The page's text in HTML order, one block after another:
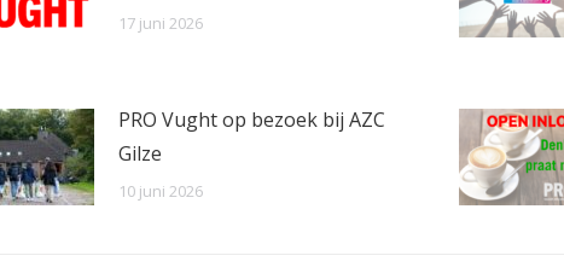
17 juni 2026
PRO Vught op bezoek bij AZC
Gilze
10 juni 2026